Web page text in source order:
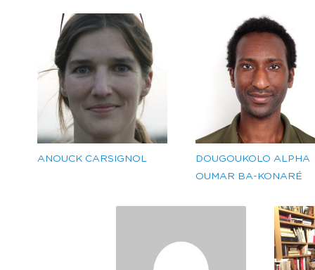
ANOUCK CARSIGNOL
DOUGOUKOLO ALPHA
OUMAR BA-KONARÉ